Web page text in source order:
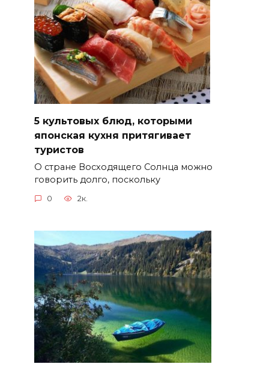
5 культовых блюд, которыми
японская кухня притягивает
туристов
О стране Восходящего Солнца можно
говорить долго, поскольку
0 2к.